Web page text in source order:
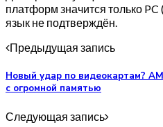
платформ значится только
язык не подтверждён.
Предыдущая запись
Новый удар по видеокартам?
с огромной памятью
Следующая запись